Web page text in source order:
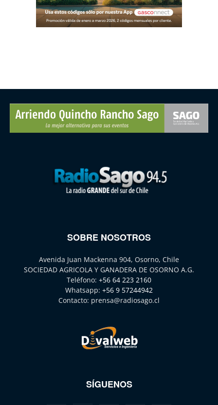
SOBRE NOSOTROS
Avenida Juan Mackenna 904, Osorno, Chile
SOCIEDAD AGRICOLA Y GANADERA DE OSORNO A.G.
Teléfono: +56 64 223 2160
Whatsapp: +56 9 57244942
Contacto: prensa@radiosago.cl
SÍGUENOS